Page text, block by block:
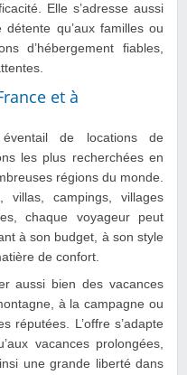
Elle s’adresse aussi
qu’aux familles ou
d’hébergement fiables,
et à
de locations de
les plus recherchées en
régions du monde.
villas, campings, villages
chaque voyageur peut
à son budget, à son style
de confort.
aussi bien des vacances
à la campagne ou
réputées. L’offre s’adapte
vacances prolongées,
une grande liberté dans